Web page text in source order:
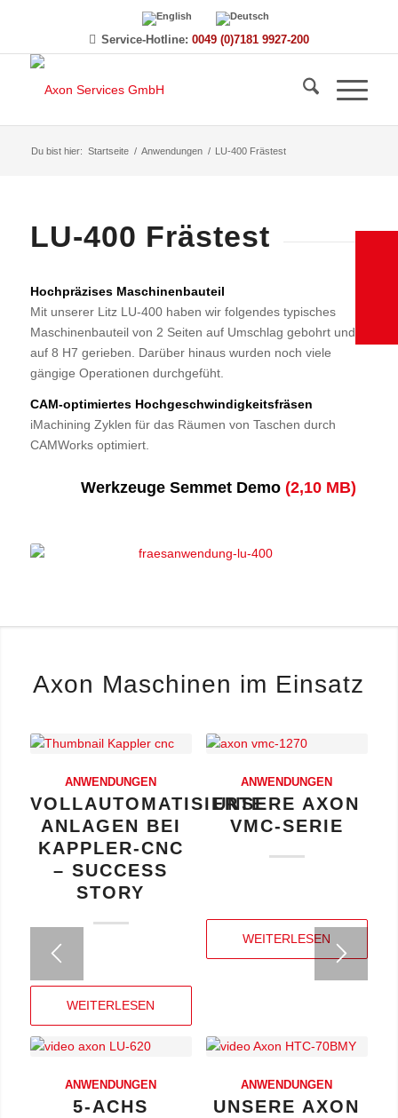
Service-Hotline:0049 (0)7181 9927-200
Du bist hier: Startseite / Anwendungen / LU-400 Frästest
LU-400 Frästest
Hochpräzises Maschinenbauteil
Mit unserer Litz LU-400 haben wir folgendes typisches
Maschinenbauteil von 2 Seiten auf Umschlag gebohrt und
auf 8 H7 gerieben. Darüber hinaus wurden noch viele
gängige Operationen durchgefüht.
CAM-optimiertes Hochgeschwindigkeitsfräsen
iMachining Zyklen für das Räumen von Taschen durch
CAMWorks optimiert.
Werkzeuge Semmet Demo
Axon Maschinen im Einsatz
ANWENDUNGEN
VOLLAUTOMATISIERTE
ANLAGEN BEI
KAPPLER-CNC
– SUCCESS
STORY
WEITERLESEN
ANWENDUNGEN
UNSERE AXON
VMC-SERIE
WEITERLESEN
ANWENDUNGEN
5-ACHS
ANWENDUNGEN
UNSERE AXON